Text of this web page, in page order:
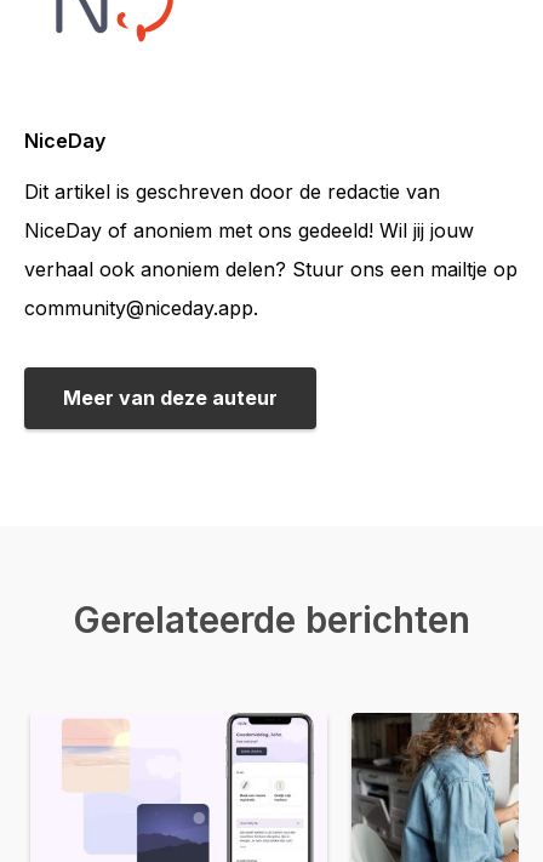
NiceDay
Dit artikel is geschreven door de redactie van
NiceDay of anoniem met ons gedeeld! Wil jij jouw
verhaal ook anoniem delen? Stuur ons een mailtje op
community@niceday.app.
Meer van deze auteur
Gerelateerde berichten